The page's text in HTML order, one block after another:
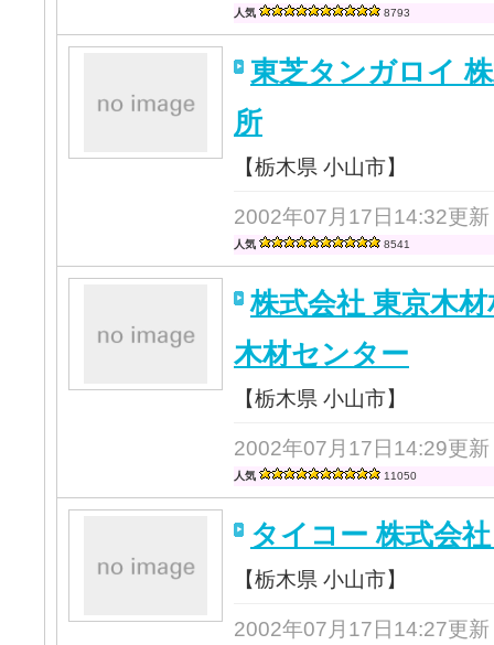
人気 8793
東芝タンガロイ
所
【栃木県 小山市】
2002年07月17日14:32更新
人気 8541
株式会社 東京木
木材センター
【栃木県 小山市】
2002年07月17日14:29更新
人気 11050
タイコー 株式会
【栃木県 小山市】
2002年07月17日14:27更新